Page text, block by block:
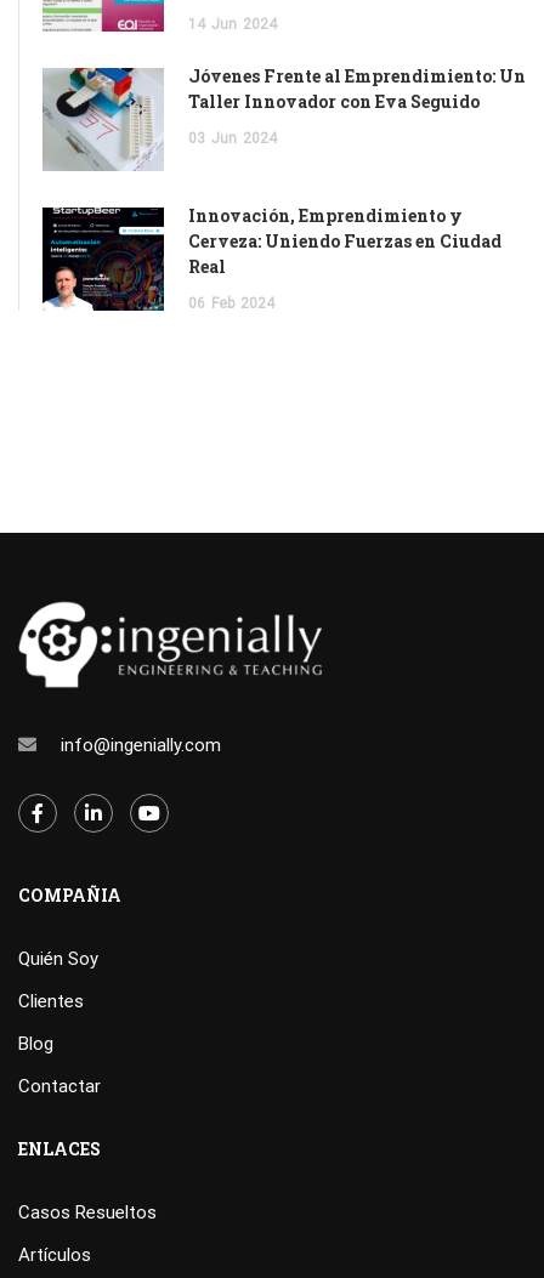
14 Jun 2024
Jóvenes Frente al Emprendimiento: Un
Taller Innovador con Eva Seguido
03 Jun 2024
Innovación, Emprendimiento y
Cerveza: Uniendo Fuerzas en Ciudad
Real
06 Feb 2024
info@ingenially.com
COMPAÑIA
Quién Soy
Clientes
Blog
Contactar
ENLACES
Casos Resueltos
Artículos